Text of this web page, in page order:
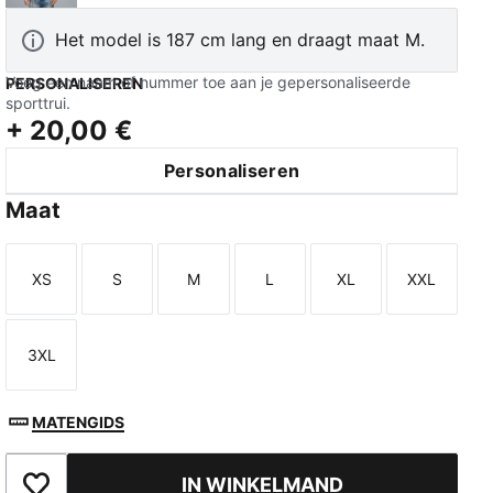
Het model is 187 cm lang en draagt maat M.
PERSONALISEREN
Voeg een naam of nummer toe aan je gepersonaliseerde
sporttrui.
+ 20,00 €
Personaliseren
Maat
Maat
XS
Maat
S
Maat
M
Maat
L
Maat
XL
Maat
XXL
Maat
3XL
MATENGIDS
IN WINKELMAND